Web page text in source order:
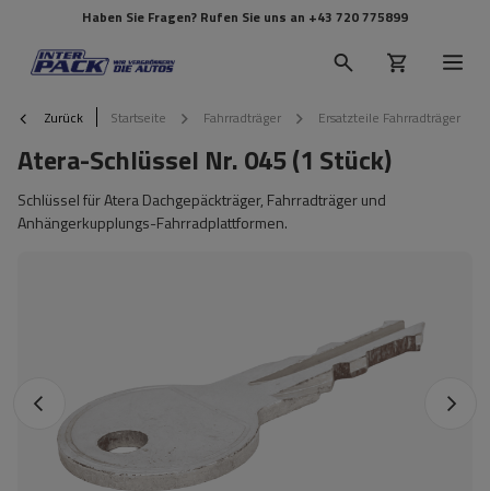
Haben Sie Fragen? Rufen Sie uns an +43 720 775899
Zurück Startseite Fahrradträger Ersatzteile Fahrradträger
Atera-Schlüssel Nr. 045 (1 Stück)
Schlüssel für Atera Dachgepäckträger, Fahrradträger und
Anhängerkupplungs-Fahrradplattformen.